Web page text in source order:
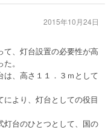
て、灯台設置の必要性が高
。
は、高さ１１．３ｍとして
により、灯台としての役目
灯台のひとつとして、国の
2015年10月24日